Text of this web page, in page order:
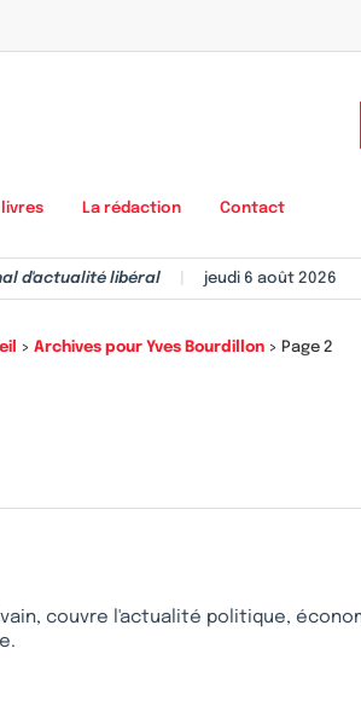
livres La rédaction Contact
d'actualité libéral jeudi 6 août 2026
> Archives pour Yves Bourdillon > Page 2
couvre l'actualité politique,